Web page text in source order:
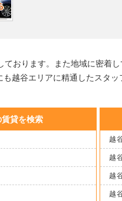
おります。また地域に密着
越谷エリアに精通したスタ
貸を検索
越
越
越
越